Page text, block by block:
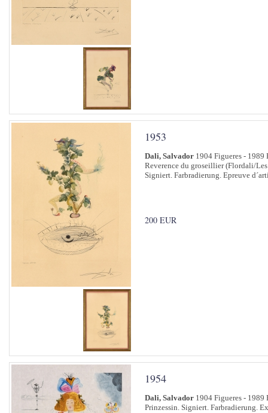
1953
Dali, Salvador 1904 Figueres - 1989
Reverence du groseillier (Flordali/
Signiert. Farbradierung. Epreuve
200 EUR
1954
Dali, Salvador 1904 Figueres - 1989
Prinzessin. Signiert. Farbradierung.